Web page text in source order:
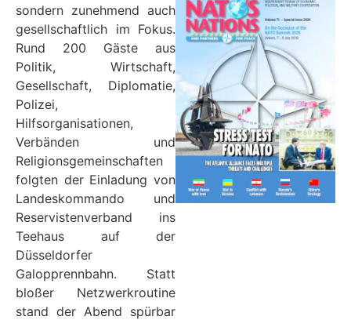
sondern zunehmend auch
gesellschaftlich im Fokus.
Rund 200 Gäste aus
Politik, Wirtschaft,
Gesellschaft, Diplomatie,
Polizei,
Hilfsorganisationen,
Verbänden und
Religionsgemeinschaften
folgten der Einladung von
Landeskommando und
Reservistenverband ins
Teehaus auf der
Düsseldorfer
Galopprennbahn. Statt
bloßer Netzwerkroutine
stand der Abend spürbar